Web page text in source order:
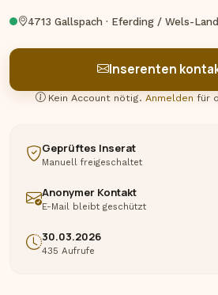
4713 Gallspach · Eferding / Wels-Land
Inserenten
Kein Account nötig. Anmelden für
Geprüftes Inserat
Manuell freigeschaltet
Anonymer Kontakt
E-Mail bleibt geschützt
30.03.2026
435 Aufrufe